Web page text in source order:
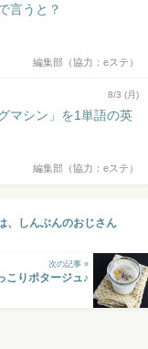
言うと？
編集部（協力：eステ）
8/3 (月)
マシン」を1単語の英
編集部（協力：eステ）
、しんぶんのおじさん
次の記事 »
こりポタージュ♪